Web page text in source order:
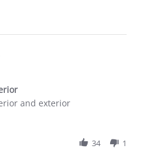
and exterior
34 1